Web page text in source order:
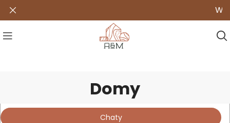
Domy
A&M/Realizacie/Domy
Chaty